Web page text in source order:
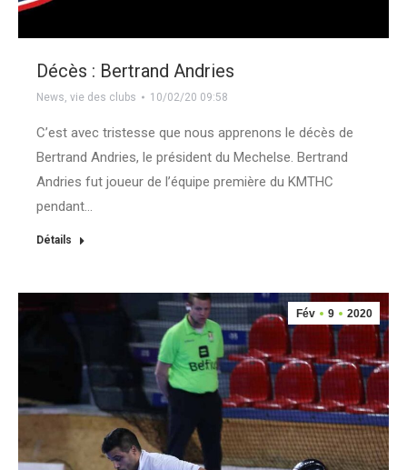
Décès : Bertrand Andries
News, vie des clubs 10/02/20 09:58
C’est avec tristesse que nous apprenons le décès de
Bertrand Andries, le président du Mechelse. Bertrand
Andries fut joueur de l’équipe première du KMTHC
pendant…
Détails
Fév 9 2020